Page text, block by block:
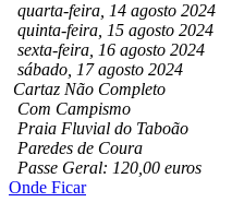
quarta-feira, 14 agosto 2024
quinta-feira, 15 agosto 2024
sexta-feira, 16 agosto 2024
sábado, 17 agosto 2024
Cartaz Não Completo
Com Campismo
Praia Fluvial do Taboão
Paredes de Coura
Passe Geral: 120,00 euros
Onde Ficar